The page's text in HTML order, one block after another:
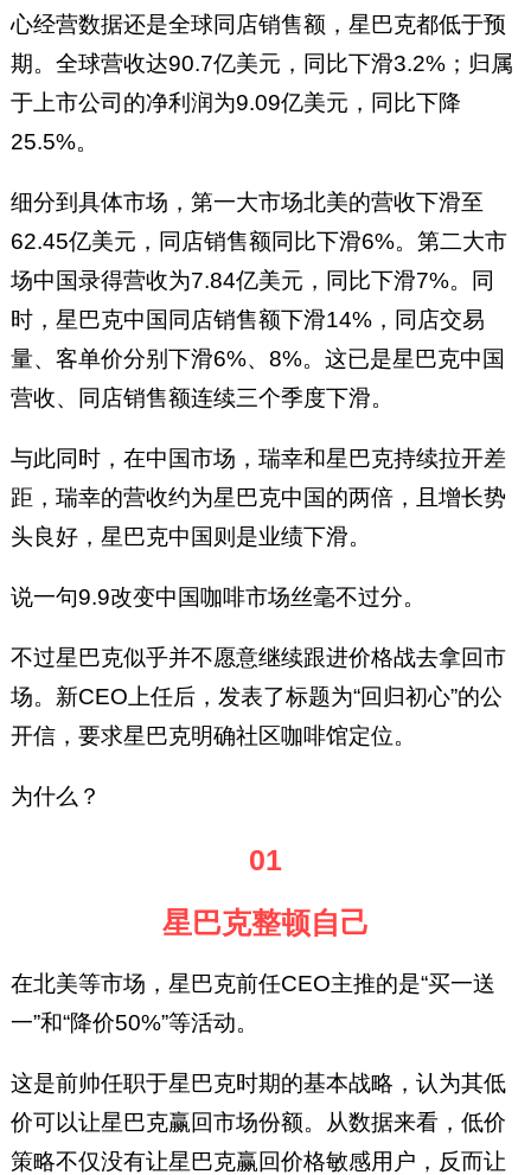
心经营数据还是全球同店销售额，星巴克都低于预
期。全球营收达90.7亿美元，同比下滑3.2%；归属
于上市公司的净利润为9.09亿美元，同比下降
25.5%。
细分到具体市场，第一大市场北美的营收下滑至
62.45亿美元，同店销售额同比下滑6%。第二大市
场中国录得营收为7.84亿美元，同比下滑7%。同
时，星巴克中国同店销售额下滑14%，同店交易
量、客单价分别下滑6%、8%。这已是星巴克中国
营收、同店销售额连续三个季度下滑。
与此同时，在中国市场，瑞幸和星巴克持续拉开差
距，瑞幸的营收约为星巴克中国的两倍，且增长势
头良好，星巴克中国则是业绩下滑。
说一句9.9改变中国咖啡市场丝毫不过分。
不过星巴克似乎并不愿意继续跟进价格战去拿回市
场。新CEO上任后，发表了标题为“回归初心”的公
开信，要求星巴克明确社区咖啡馆定位。
为什么？
01
星巴克整顿自己
在北美等市场，星巴克前任CEO主推的是“买一送
一”和“降价50%”等活动。
这是前帅任职于星巴克时期的基本战略，认为其低
价可以让星巴克赢回市场份额。从数据来看，低价
策略不仅没有让星巴克赢回价格敏感用户，反而让